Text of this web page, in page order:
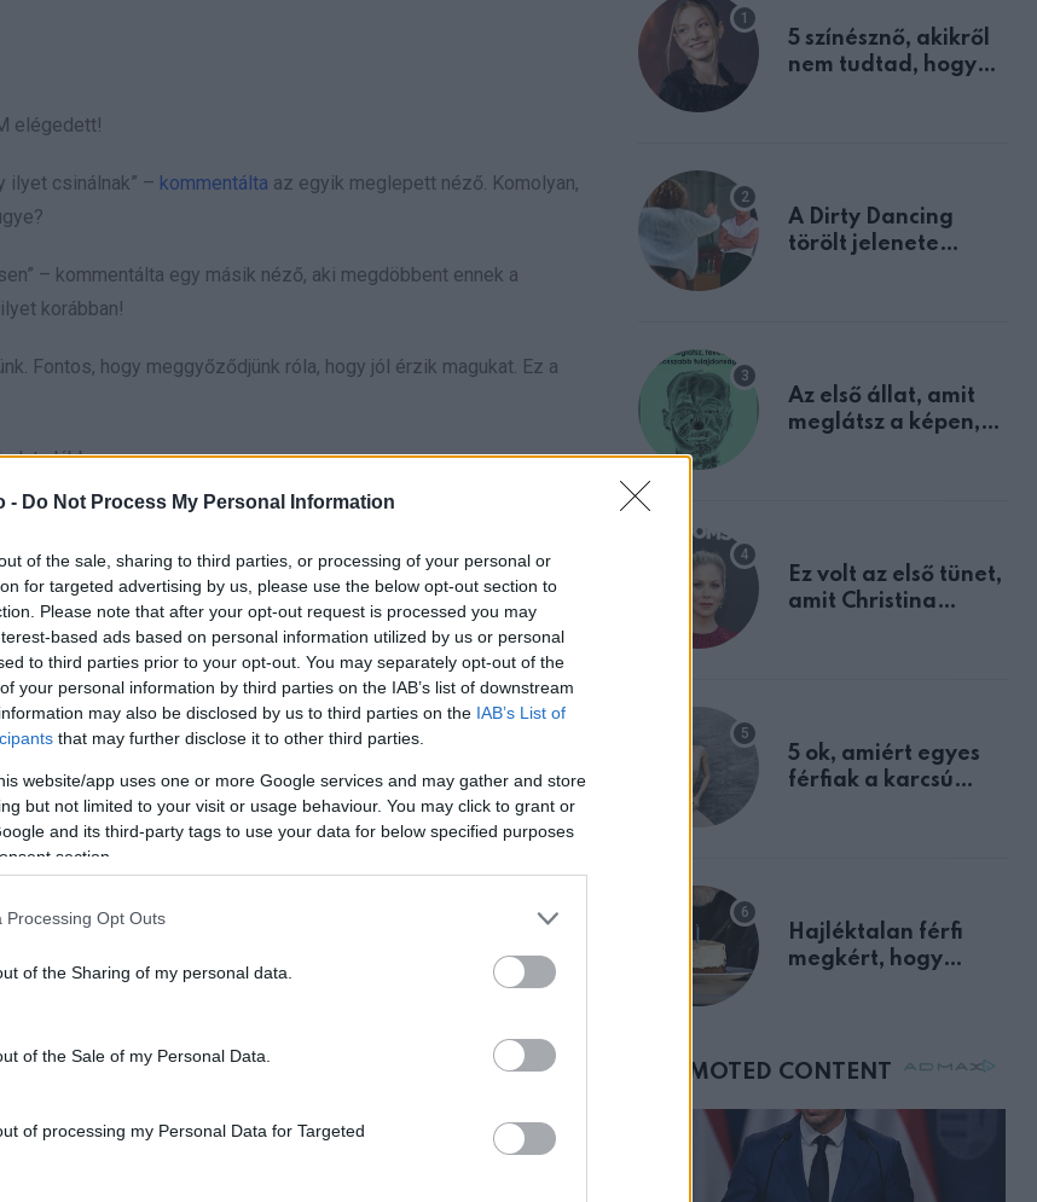
- Do Not Process My Personal Information
of the sale, sharing to third parties, or processing of your personal or
for targeted advertising by us, please use the below opt-out section to
Please note that after your opt-out request is processed you may
based ads based on personal information utilized by us or personal
to third parties prior to your opt-out. You may separately opt-out of the
your personal information by third parties on the IAB’s list of downstream
may also be disclosed by us to third parties on the IAB’s List of
that may further disclose it to other third parties.
website/app uses one or more Google services and may gather and store
but not limited to your visit or usage behaviour. You may click to grant or
and its third-party tags to use your data for below specified purposes
section.
Processing Opt Outs
of the Sharing of my personal data.
of the Sale of my Personal Data.
of processing my Personal Data for Targeted
elégedett!
ilyet csinálnak” – kommentálta az egyik meglepett néző. Komolyan,
– kommentálta egy másik néző, aki megdöbbent ennek a
korábban!
Fontos, hogy meggyőződjünk róla, hogy jól érzik magukat. Ez a
alább.
sound
via
világra hozni „a babáját” – beugrott,
5 színésznő, akikről
nem tudtad, hogy
A Dirty Dancing
törölt jelenete
Az első állat, amit
meglátsz a képen,
Ez volt az első tünet,
amit Christina
5 ok, amiért egyes
férfiak a karcsú
Hajléktalan férfi
megkért, hogy
mellettem ült az első